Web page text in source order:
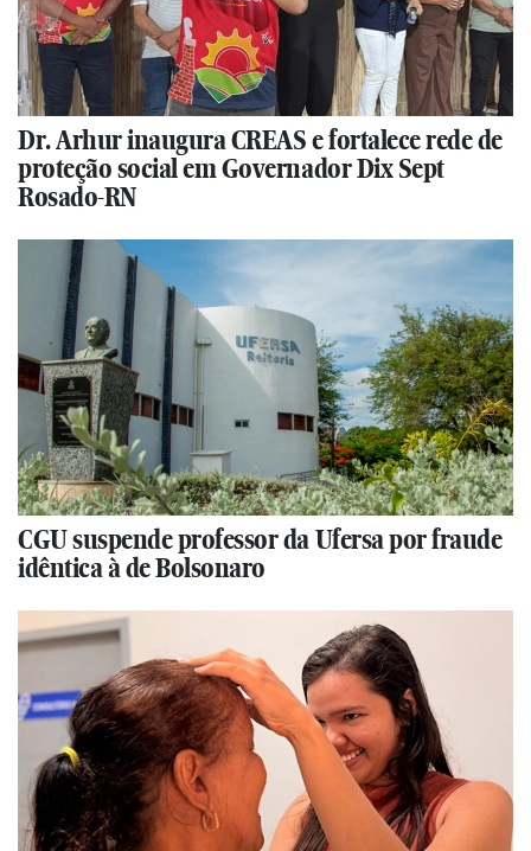
Dr. Arhur inaugura CREAS e fortalece rede de
proteção social em Governador Dix Sept
Rosado-RN
CGU suspende professor da Ufersa por fraude
idêntica à de Bolsonaro